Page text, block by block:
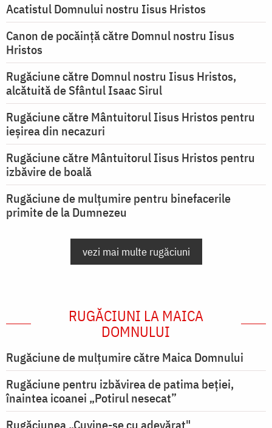
Acatistul Domnului nostru Iisus Hristos
Canon de pocăință către Domnul nostru Iisus
Hristos
Rugăciune către Domnul nostru Iisus Hristos,
alcătuită de Sfântul Isaac Sirul
Rugăciune către Mântuitorul Iisus Hristos pentru
ieşirea din necazuri
Rugăciune către Mântuitorul Iisus Hristos pentru
izbăvire de boală
Rugăciune de mulțumire pentru binefacerile
primite de la Dumnezeu
vezi mai multe rugăciuni
RUGĂCIUNI LA MAICA
DOMNULUI
Rugăciune de mulţumire către Maica Domnului
Rugăciune pentru izbăvirea de patima beției,
înaintea icoanei „Potirul nesecat”